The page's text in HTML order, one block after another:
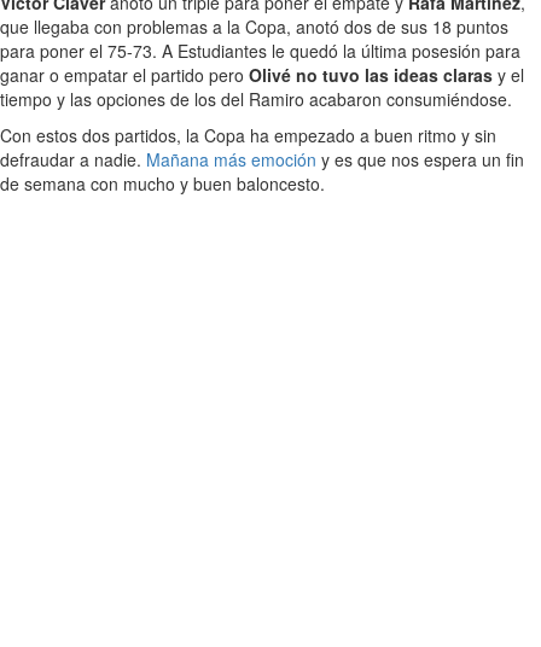
que llegaba con problemas a la Copa, anotó dos de sus 18 puntos
para poner el 75-73. A Estudiantes le quedó la última posesión para
ganar o empatar el partido pero Olivé no tuvo las ideas claras y el
tiempo y las opciones de los del Ramiro acabaron consumiéndose.
Con estos dos partidos, la Copa ha empezado a buen ritmo y sin
defraudar a nadie. Mañana más emoción y es que nos espera un fin
de semana con mucho y buen baloncesto.